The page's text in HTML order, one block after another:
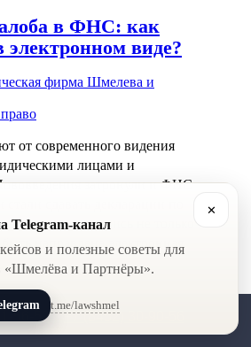
в ФНС: как
электронном виде?
фирма Шмелева и
от современного видения
лицами и
затронули и ФНС
сдавать декларации по
коснулись не только
направлена электронная
✕
Telegram-канал
и полезные советы для
«Шмелёва и Партнёры».
t.me/lawshmel
56-52 +7 (8452) 30-90-56